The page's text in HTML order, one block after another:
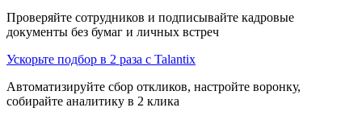
Проверяйте сотрудников и подписывайте кадровые
документы без бумаг и личных встреч
Ускорьте подбор в 2 раза с Talantix
Автоматизируйте сбор откликов, настройте воронку,
собирайте аналитику в 2 клика